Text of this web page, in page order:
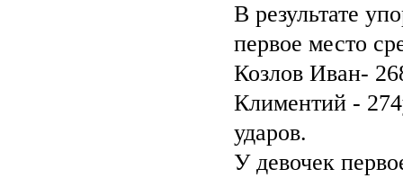
В результате
первое место
Козлов Иван-
Климентий -
ударов.
У девочек